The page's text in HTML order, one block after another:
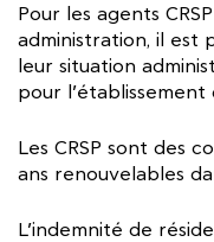
Pour les agents
administration, il est
leur situation
pour
Les CRSP sont des
ans renouvelables
L’indemnité de